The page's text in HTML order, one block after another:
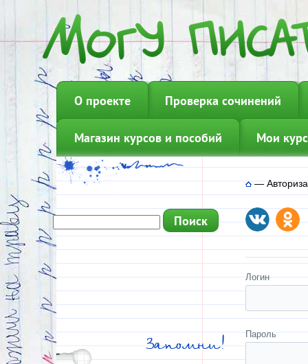
О проекте Проверка сочинений
Магазин курсов и пособий Мои
Запомни!
—
Логин
Пароль